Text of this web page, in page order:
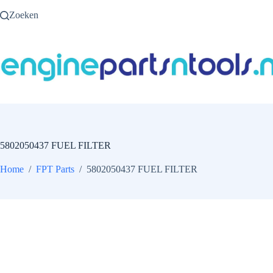
naarZoeken
5802050437 FUEL FILTER
Home / FPT Parts / 5802050437 FUEL FILTER